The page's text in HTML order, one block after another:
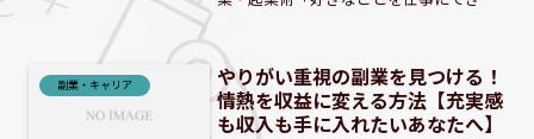
語だったこの働き方が、今や現実のもの
となりつつあります。情熱を...
副業・キャリア
やりがい重視の副業を見つける！
情熱を収益に変える方法【充実感
も収入も手に入れたいあなたへ】